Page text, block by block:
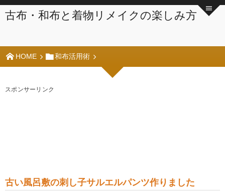
古布・和布と着物リメイクの楽しみ方
HOME 和布活用術
スポンサーリンク
古い風呂敷の刺し子サルエルパンツ作りました